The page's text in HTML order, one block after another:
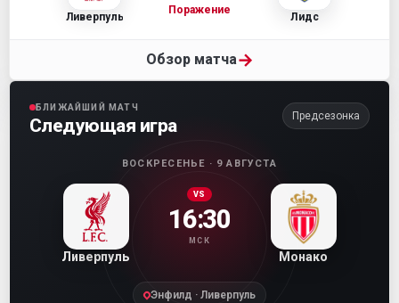
Ливерпуль
Поражение
Лидс
Обзор матча→
БЛИЖАЙШИЙ МАТЧ
Следующая игра Предсезонка
ВОСКРЕСЕНЬЕ · 9 АВГУСТА
Ливерпуль
VS
16:30
МСК
Монако
Энфилд · Ливерпуль